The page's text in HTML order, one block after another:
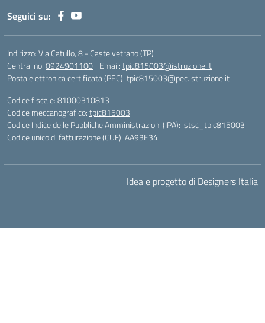
Seguici su:
Indirizzo:Via Catullo, 8 - Castelvetrano (TP)
Centralino:0924901100 Email:tpic815003@istruzione.it
Posta elettronica certificata (PEC):tpic815003@pec.istruzione.it
Codice fiscale: 81000310813
Codice meccanografico:tpic815003
Codice Indice delle Pubbliche Amministrazioni (IPA): istsc_tpic815003
Codice unico di fatturazione (CUF): AA93E34
Idea e progetto di Designers Italia